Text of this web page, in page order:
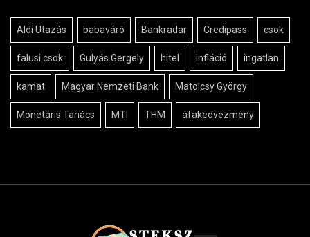
Aldi Utazás babaváró Bankradar Credipass csok
falusi csok Gulyás Gergely hitel infláció ingatlan
kamat Magyar Nemzeti Bank Matolcsy György
Monetáris Tanács MTI THM áfakedvezmény